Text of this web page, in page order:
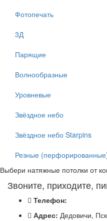
Фотопечать
3Д
Парящие
Волнообразные
Уровневые
Звёздное небо
Звёздное небо Starpins
Резные
Выбери натяжные потолки от
Звоните, приходите,
Телефон:
Адрес: Дедовичи,